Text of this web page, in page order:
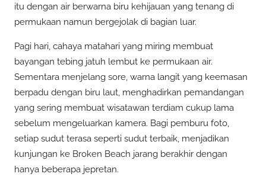
itu dengan air berwarna biru kehijauan yang tenang di
permukaan namun bergejolak di bagian luar.
Pagi hari, cahaya matahari yang miring membuat
bayangan tebing jatuh lembut ke permukaan air.
Sementara menjelang sore, warna langit yang keemasan
berpadu dengan biru laut, menghadirkan pemandangan
yang sering membuat wisatawan terdiam cukup lama
sebelum mengeluarkan kamera. Bagi pemburu foto,
setiap sudut terasa seperti sudut terbaik, menjadikan
kunjungan ke Broken Beach jarang berakhir dengan
hanya beberapa jepretan.